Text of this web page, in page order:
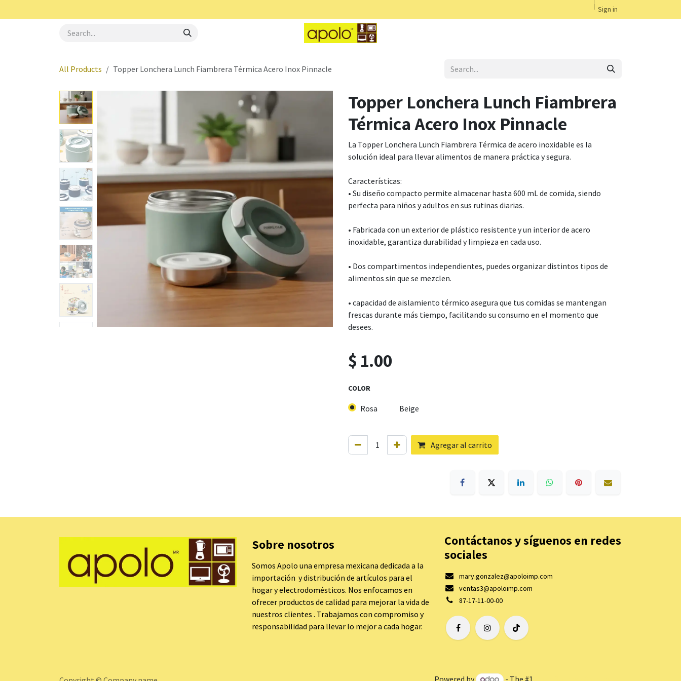
Sign in
All Products Topper Lonchera Lunch Fiambrera Térmica Acero Inox Pinnacle
Topper Lonchera Lunch Fiambrera
Térmica Acero Inox Pinnacle
La Topper Lonchera Lunch Fiambrera Térmica de acero inoxidable es la
solución ideal para llevar alimentos de manera práctica y segura.
Características:
• Su diseño compacto permite almacenar hasta 600 mL de comida, siendo
perfecta para niños y adultos en sus rutinas diarias.
• Fabricada con un exterior de plástico resistente y un interior de acero
inoxidable, garantiza durabilidad y limpieza en cada uso.
• Dos compartimentos independientes, puedes organizar distintos tipos de
alimentos sin que se mezclen.
• capacidad de aislamiento térmico asegura que tus comidas se mantengan
frescas durante más tiempo, facilitando su consumo en el momento que
desees.
$ 1.00
COLOR
Rosa Beige
Agregar al carrito
Sobre nosotros
Somos Apolo una empresa mexicana dedicada a la
importación y distribución de artículos para el
hogar y electrodomésticos. Nos enfocamos en
ofrecer productos de calidad para mejorar la vida de
nuestros clientes . Trabajamos con compromiso y
responsabilidad para llevar lo mejor a cada hogar.
Contáctanos y síguenos en redes
sociales
mary.gonzalez@apoloimp.com
ventas3@apoloimp.com
87-17-11-00-00